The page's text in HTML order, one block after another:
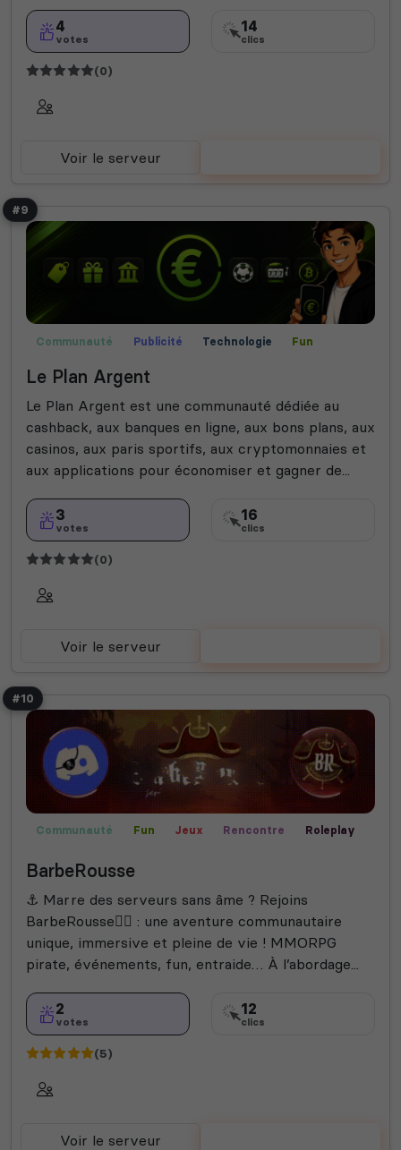
4
votes
14
clics
(0)
Voir le serveur
#9
Communauté Publicité Technologie Fun
Le Plan Argent
Le Plan Argent est une communauté dédiée au
cashback, aux banques en ligne, aux bons plans, aux
casinos, aux paris sportifs, aux cryptomonnaies et
aux applications pour économiser et gagner de...
3
votes
16
clics
(0)
Voir le serveur
#10
Communauté Fun Jeux Rencontre
Roleplay
Among Us
Fortnite
BarbeRousse
⚓ Marre des serveurs sans âme ? Rejoins
BarbeRousse🏴‍☠️ : une aventure communautaire
unique, immersive et pleine de vie ! MMORPG
pirate, événements, fun, entraide… À l’abordage...
2
votes
12
clics
(5)
Voir le serveur